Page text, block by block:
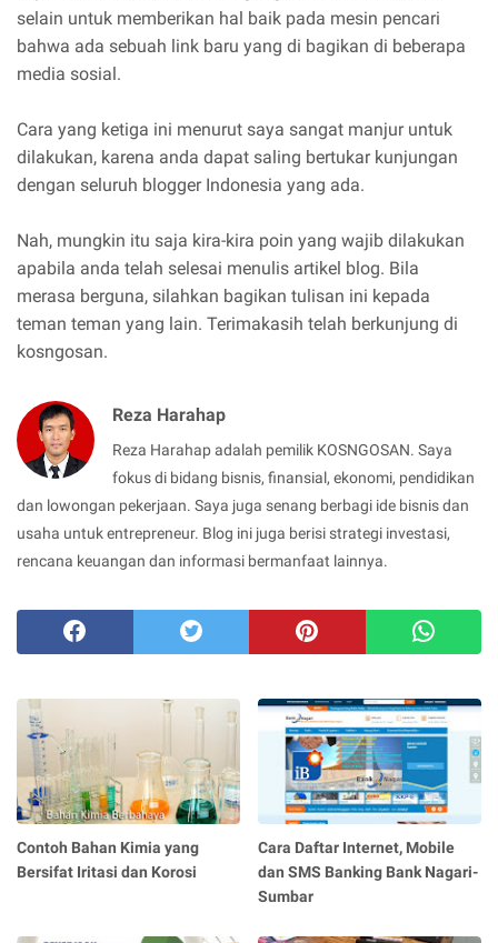
selain untuk memberikan hal baik pada mesin pencari
bahwa ada sebuah link baru yang di bagikan di beberapa
media sosial.
Cara yang ketiga ini menurut saya sangat manjur untuk
dilakukan, karena anda dapat saling bertukar kunjungan
dengan seluruh blogger Indonesia yang ada.
Nah, mungkin itu saja kira-kira poin yang wajib dilakukan
apabila anda telah selesai menulis artikel blog. Bila
merasa berguna, silahkan bagikan tulisan ini kepada
teman teman yang lain. Terimakasih telah berkunjung di
kosngosan.
Reza Harahap
Reza Harahap adalah pemilik KOSNGOSAN. Saya
fokus di bidang bisnis, finansial, ekonomi, pendidikan
dan lowongan pekerjaan. Saya juga senang berbagi ide bisnis dan
usaha untuk entrepreneur. Blog ini juga berisi strategi investasi,
rencana keuangan dan informasi bermanfaat lainnya.
Contoh Bahan Kimia yang
Bersifat Iritasi dan Korosi
Cara Daftar Internet, Mobile
dan SMS Banking Bank Nagari-
Sumbar